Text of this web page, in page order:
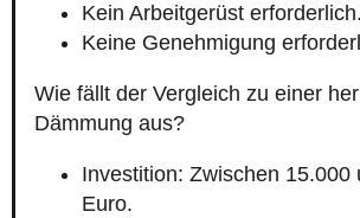
Kein Arbeitgerüst erforderlich.
Keine Genehmigung
Wie fällt der Vergleich zu einer
Dämmung aus?
Investition: Zwischen 15.000
Euro.